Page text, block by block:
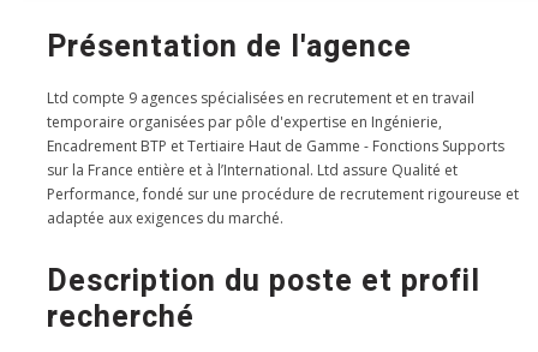
Présentation de l'agence
Ltd compte 9 agences spécialisées en recrutement et en travail
temporaire organisées par pôle d'expertise en Ingénierie,
Encadrement BTP et Tertiaire Haut de Gamme - Fonctions Supports
sur la France entière et à l’International. Ltd assure Qualité et
Performance, fondé sur une procédure de recrutement rigoureuse et
adaptée aux exigences du marché.
Description du poste et profil
recherché